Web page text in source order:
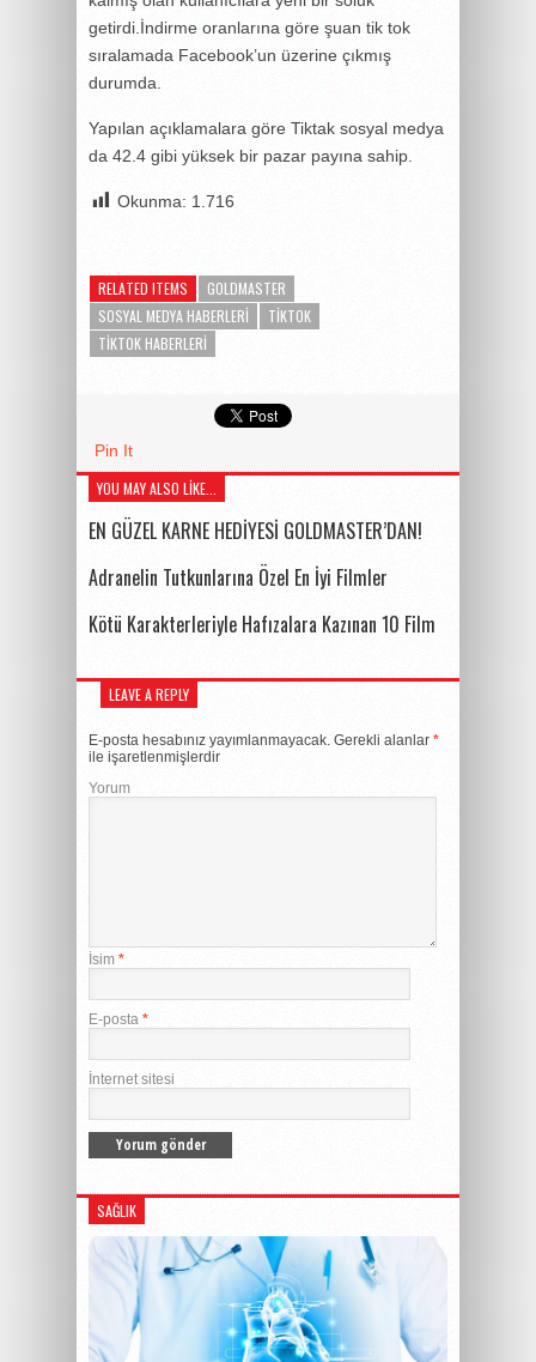
getirdi.İndirme oranlarına göre şuan tik tok
sıralamada Facebook’un üzerine çıkmış
durumda.
Yapılan açıklamalara göre Tiktak sosyal medya
da 42.4 gibi yüksek bir pazar payına sahip.
Okunma: 1.716
RELATED ITEMS
GOLDMASTER
SOSYAL MEDYA HABERLERI
TIKTOK
TIKTOK HABERLERI
Pin It
YOU MAY ALSO LIKE...
EN GÜZEL KARNE HEDİYESİ GOLDMASTER’DAN!
Adranelin Tutkunlarına Özel En İyi Filmler
Kötü Karakterleriyle Hafızalara Kazınan 10 Film
LEAVE A REPLY
E-posta hesabınız yayımlanmayacak. Gerekli alanlar *
ile işaretlenmişlerdir
Yorum
İsim *
E-posta *
İnternet sitesi
SAĞLIK